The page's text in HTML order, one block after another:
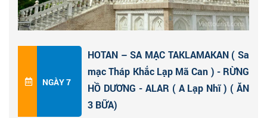
từ năm 5000 trước Công nguyên và hoạt động buôn
bán ngọc bích vẫn diễn ra tích cực trong thành phố
cho đến ngày nay. Ngày nay, nó nổi tiếng nhất với khu
chợ Chủ nhật đầy màu sắc, nơi cung cấp nhiều loại
lụa, thảm và ngọc bích rực rỡ.
Trên đường đi đoàn dừng chân ở
NGÀY 7
HOTAN – SA MẠC TAKLAMAKAN ( Sa
mạc Tháp Khắc Lạp Mã Can ) - RỪNG
HỒ DƯƠNG - ALAR ( A Lạp Nhĩ ) ( ĂN
3 BỮA)